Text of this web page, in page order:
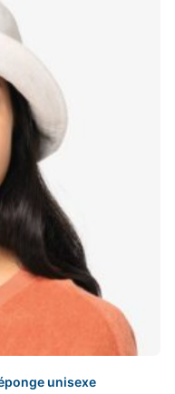
être
choisies
sur
la
page
du
produit
unisexe